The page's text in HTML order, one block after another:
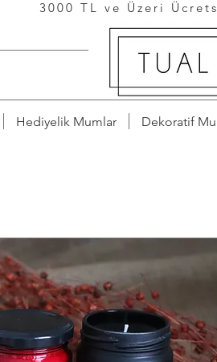
Hediyelik Mumlar Dekoratif
3000 TL ve Üzeri